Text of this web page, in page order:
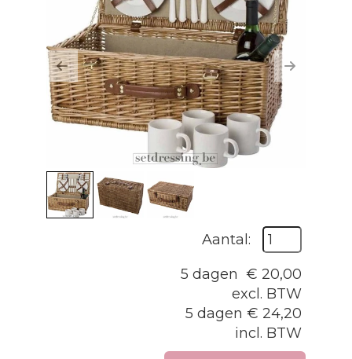
Previous Next
Aantal:
5 dagen € 20,00
excl. BTW
5 dagen € 24,20
incl. BTW